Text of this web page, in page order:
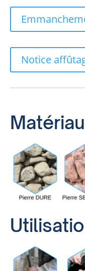
Notice